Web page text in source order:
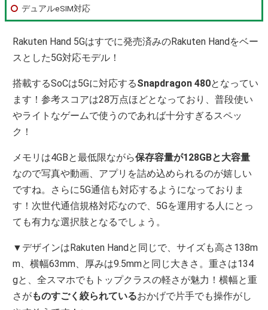
デュアルeSIM対応
Rakuten Hand 5Gはすでに発売済みのRakuten Handをベー
スとした5G対応モデル！
搭載するSoCは5Gに対応するSnapdragon 480となってい
ます！参考スコアは28万点ほどとなっており、普段使い
やライトなゲームで使うのであれば十分すぎるスペッ
ク！
メモリは4GBと最低限ながら保存容量が128GBと大容量
なので写真や動画、アプリを詰め込められるのが嬉しい
ですね。さらに5G通信も対応するようになっておりま
す！次世代通信規格対応なので、5Gを運用する人にとっ
ても有力な選択肢となるでしょう。
▼デザインはRakuten Handと同じで、サイズも高さ138m
m、横幅63mm、厚みは9.5mmと同じ大きさ。重さは134
gと、全スマホでもトップクラスの軽さが魅力！横幅と重
さがものすごく絞られているおかげで片手でも操作がし